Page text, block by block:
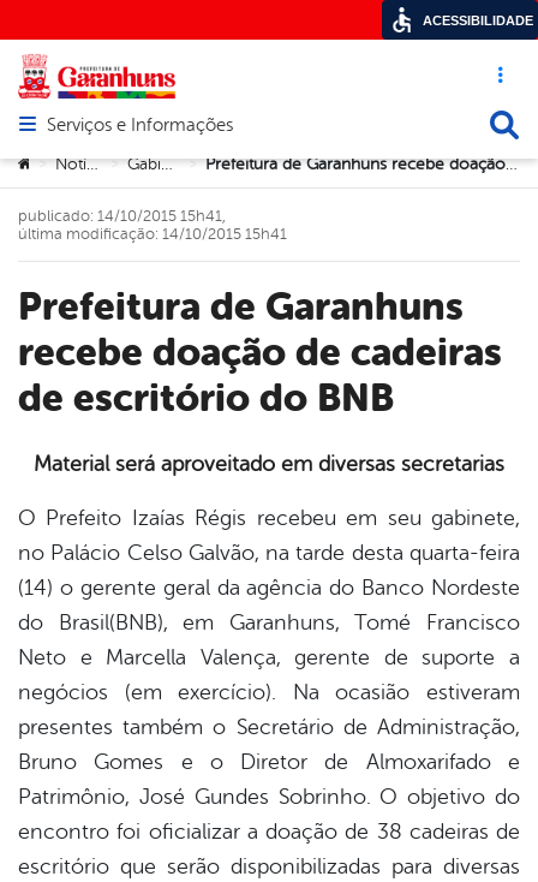
Acesso
Abrir menu principal de navegação
Serviços e Informações
Você está aqui:
> Notícias > Gabinete > Prefeitura de Garanhuns recebe doação de cadeiras de escritório do BNB
Prefeitura de Garanhuns
recebe doação de cadeiras
de escritório do BNB
publicado: 14/10/2015 15h41,
última modificação: 14/10/2015 15h41
Material será aproveitado em diversas secretarias
O Prefeito Izaías Régis recebeu em seu gabinete,
no Palácio Celso Galvão, na tarde desta quarta-feira
(14) o gerente geral da agência do Banco Nordeste
do Brasil(BNB), em Garanhuns, Tomé Francisco
Neto e Marcella Valença, gerente de suporte a
negócios (em exercício). Na ocasião estiveram
presentes também o Secretário de Administração,
Bruno Gomes e o Diretor de Almoxarifado e
Patrimônio, José Gundes Sobrinho. O objetivo do
encontro foi oficializar a doação de 38 cadeiras de
escritório que serão disponibilizadas para diversas
ACESSIBILIDADE